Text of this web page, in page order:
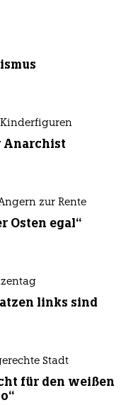
Anarchist
zur Rente
Osten egal“
links sind
Stadt
für den weißen